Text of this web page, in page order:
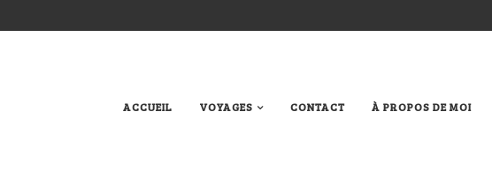
ACCUEIL VOYAGES CONTACT À PROPOS DE MOI